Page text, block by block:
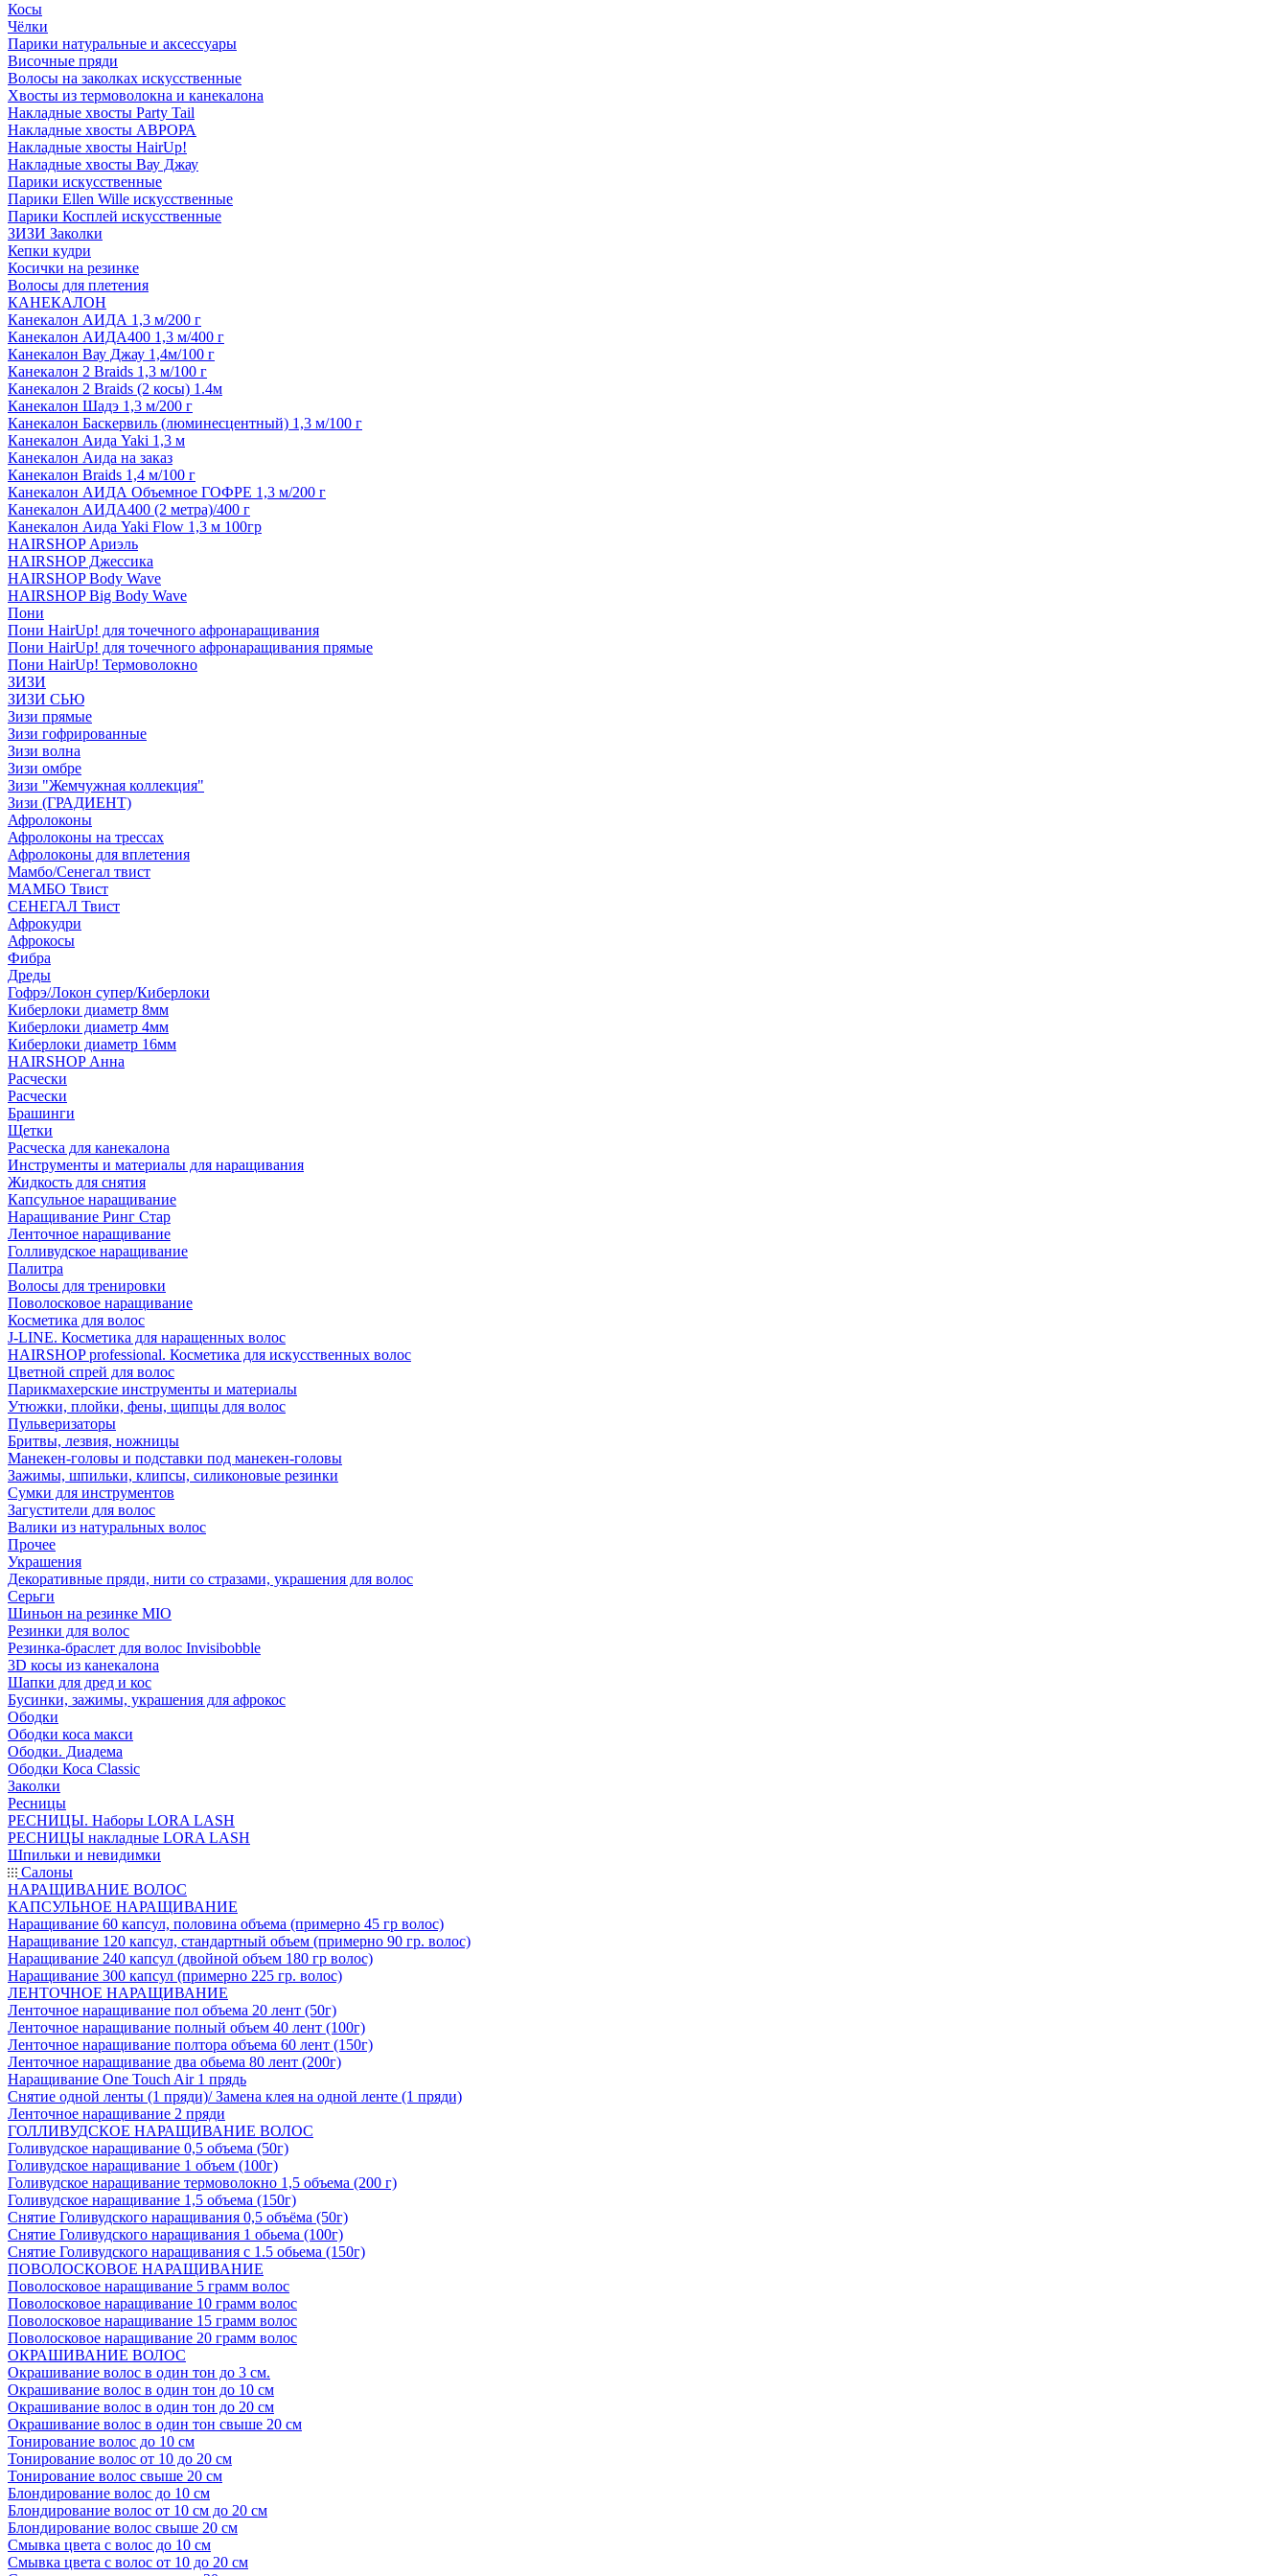
Косы
Чёлки
Парики натуральные и аксессуары
Височные пряди
Волосы на заколках искусственные
Хвосты из термоволокна и канекалона
Накладные хвосты Party Tail
Накладные хвосты АВРОРА
Накладные хвосты HairUp!
Накладные хвосты Вау Джау
Парики искусственные
Парики Ellen Wille искусственные
Парики Косплей искусственные
ЗИЗИ Заколки
Кепки кудри
Косички на резинке
Волосы для плетения
КАНЕКАЛОН
Канекалон АИДА 1,3 м/200 г
Канекалон АИДА400 1,3 м/400 г
Канекалон Вау Джау 1,4м/100 г
Канекалон 2 Braids 1,3 м/100 г
Канекалон 2 Braids (2 косы) 1.4м
Канекалон Шадэ 1,3 м/200 г
Канекалон Баскервиль (люминесцентный) 1,3 м/100 г
Канекалон Аида Yaki 1,3 м
Канекалон Аида на заказ
Канекалон Braids 1,4 м/100 г
Канекалон АИДА Объемное ГОФРЕ 1,3 м/200 г
Канекалон АИДА400 (2 метра)/400 г
Канекалон Аида Yaki Flow 1,3 м 100гр
HAIRSHOP Ариэль
HAIRSHOP Джессика
HAIRSHOP Body Wave
HAIRSHOP Big Body Wave
Пони
Пони HairUp! для точечного афронаращивания
Пони HairUp! для точечного афронаращивания прямые
Пони HairUp! Термоволокно
ЗИЗИ
ЗИЗИ СЬЮ
Зизи прямые
Зизи гофрированные
Зизи волна
Зизи омбре
Зизи "Жемчужная коллекция"
Зизи (ГРАДИЕНТ)
Афролоконы
Афролоконы на трессах
Афролоконы для вплетения
Мамбо/Сенегал твист
МАМБО Твист
СЕНЕГАЛ Твист
Афрокудри
Афрокосы
Фибра
Дреды
Гофрэ/Локон супер/Киберлоки
Киберлоки диаметр 8мм
Киберлоки диаметр 4мм
Киберлоки диаметр 16мм
HAIRSHOP Анна
Расчески
Расчески
Брашинги
Щетки
Расческа для канекалона
Инструменты и материалы для наращивания
Жидкость для снятия
Капсульное наращивание
Наращивание Ринг Стар
Ленточное наращивание
Голливудское наращивание
Палитра
Волосы для тренировки
Поволосковое наращивание
Косметика для волос
J-LINE. Косметика для наращенных волос
HAIRSHOP professional. Косметика для искусственных волос
Цветной спрей для волос
Парикмахерские инструменты и материалы
Утюжки, плойки, фены, щипцы для волос
Пульверизаторы
Бритвы, лезвия, ножницы
Манекен-головы и подставки под манекен-головы
Зажимы, шпильки, клипсы, силиконовые резинки
Сумки для инструментов
Загустители для волос
Валики из натуральных волос
Прочее
Украшения
Декоративные пряди, нити со стразами, украшения для волос
Серьги
Шиньон на резинке MIO
Резинки для волос
Резинка-браслет для волос Invisibobble
3D косы из канекалона
Шапки для дред и кос
Бусинки, зажимы, украшения для афрокос
Ободки
Ободки коса макси
Ободки. Диадема
Ободки Коса Classic
Заколки
Ресницы
РЕСНИЦЫ. Наборы LORA LASH
РЕСНИЦЫ накладные LORA LASH
Шпильки и невидимки
Салоны
НАРАЩИВАНИЕ ВОЛОС
КАПСУЛЬНОЕ НАРАЩИВАНИЕ
Наращивание 60 капсул, половина объема (примерно 45 гр волос)
Наращивание 120 капсул, стандартный объем (примерно 90 гр. волос)
Наращивание 240 капсул (двойной объем 180 гр волос)
Наращивание 300 капсул (примерно 225 гр. волос)
ЛЕНТОЧНОЕ НАРАЩИВАНИЕ
Ленточное наращивание пол объема 20 лент (50г)
Ленточное наращивание полный объем 40 лент (100г)
Ленточное наращивание полтора объема 60 лент (150г)
Ленточное наращивание два обьема 80 лент (200г)
Наращивание One Touch Air 1 прядь
Снятие одной ленты (1 пряди)/ Замена клея на одной ленте (1 пряди)
Ленточное наращивание 2 пряди
ГОЛЛИВУДСКОЕ НАРАЩИВАНИЕ ВОЛОС
Голивудское наращивание 0,5 объема (50г)
Голивудское наращивание 1 объем (100г)
Голивудское наращивание термоволокно 1,5 объема (200 г)
Голивудское наращивание 1,5 объема (150г)
Снятие Голивудского наращивания 0,5 объёма (50г)
Снятие Голивудского наращивания 1 обьема (100г)
Снятие Голивудского наращивания с 1.5 обьема (150г)
ПОВОЛОСКОВОЕ НАРАЩИВАНИЕ
Поволосковое наращивание 5 грамм волос
Поволосковое наращивание 10 грамм волос
Поволосковое наращивание 15 грамм волос
Поволосковое наращивание 20 грамм волос
ОКРАШИВАНИЕ ВОЛОС
Окрашивание волос в один тон до 3 см.
Окрашивание волос в один тон до 10 см
Окрашивание волос в один тон до 20 см
Окрашивание волос в один тон свыше 20 см
Тонирование волос до 10 см
Тонирование волос от 10 до 20 см
Тонирование волос свыше 20 см
Блондирование волос до 10 см
Блондирование волос от 10 см до 20 см
Блондирование волос свыше 20 см
Смывка цвета с волос до 10 см
Смывка цвета с волос от 10 до 20 см